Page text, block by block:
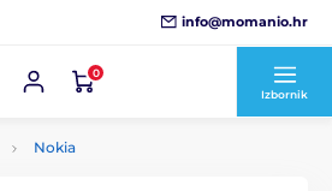
info@momanio.hr
0
Izbornik
Nokia